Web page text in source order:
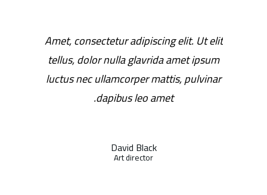
Amet, consectetur adipiscing elit. Ut elit
tellus, dolor nulla glavrida amet ipsum
luctus nec ullamcorper mattis, pulvinar
dapibus leo amet.
David Black
Art director